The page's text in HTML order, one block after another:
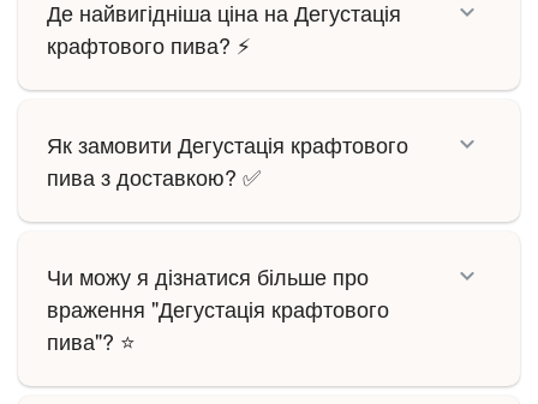
Де найвигідніша ціна на Дегустація
крафтового пива? ⚡
Як замовити Дегустація крафтового
пива з доставкою? ✅
Чи можу я дізнатися більше про
враження "Дегустація крафтового
пива"? ⭐